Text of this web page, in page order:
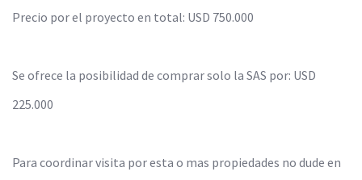
Precio por el proyecto en total: USD 750.000
Se ofrece la posibilidad de comprar solo la SAS por: USD
225.000
Para coordinar visita por esta o mas propiedades no dude en